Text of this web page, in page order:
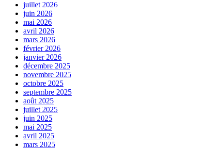
juillet 2026
juin 2026
mai 2026
avril 2026
mars 2026
février 2026
janvier 2026
décembre 2025
novembre 2025
octobre 2025
septembre 2025
août 2025
juillet 2025
juin 2025
mai 2025
avril 2025
mars 2025